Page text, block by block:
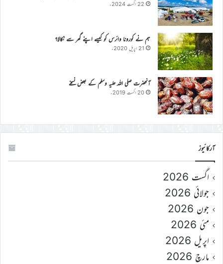
22 اگست 2024ء
ہم نے کورونا وائرس کو کیسے اپنے گھر سے نکالا؟
21 اپریل 2020ء
آنحضرت صلی اللہ علیہ وسلم کے بعض نسخے
20 اگست 2019ء
آرکائیوز
اگست 2026
جولائی 2026
جون 2026
مئی 2026
اپریل 2026
مارچ 2026